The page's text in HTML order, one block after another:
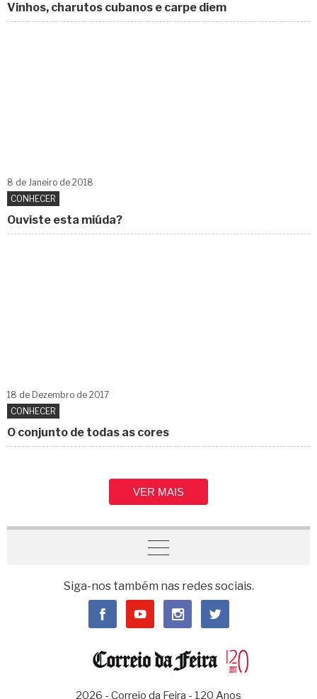
Vinhos, charutos cubanos e carpe diem
8 de Janeiro de 2018
CONHECER
Ouviste esta miúda?
18 de Dezembro de 2017
CONHECER
O conjunto de todas as cores
VER MAIS
Siga-nos também nas redes sociais.
2026 - Correio da Feira - 120 Anos